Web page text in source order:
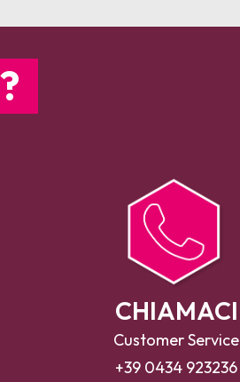
CHIAMACI
Customer Service
+39 0434 923236